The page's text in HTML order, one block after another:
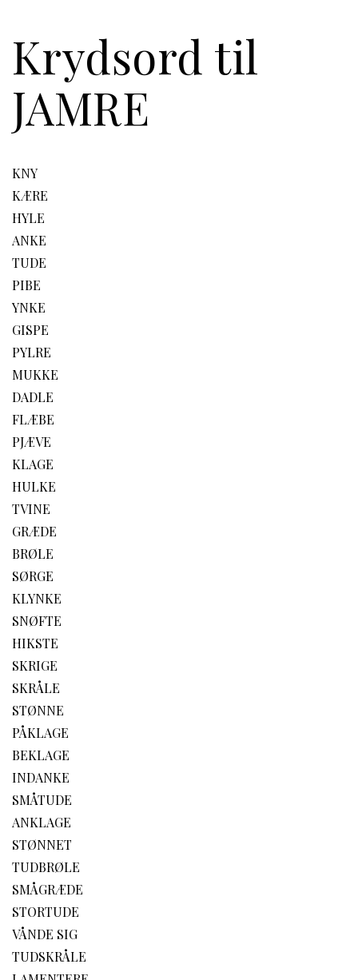
Krydsord til
JAMRE
KNY
KÆRE
HYLE
ANKE
TUDE
PIBE
YNKE
GISPE
PYLRE
MUKKE
DADLE
FLÆBE
PJÆVE
KLAGE
HULKE
TVINE
GRÆDE
BRØLE
SØRGE
KLYNKE
SNØFTE
HIKSTE
SKRIGE
SKRÅLE
STØNNE
PÅKLAGE
BEKLAGE
INDANKE
SMÅTUDE
ANKLAGE
STØNNET
TUDBRØLE
SMÅGRÆDE
STORTUDE
VÅNDE SIG
TUDSKRÅLE